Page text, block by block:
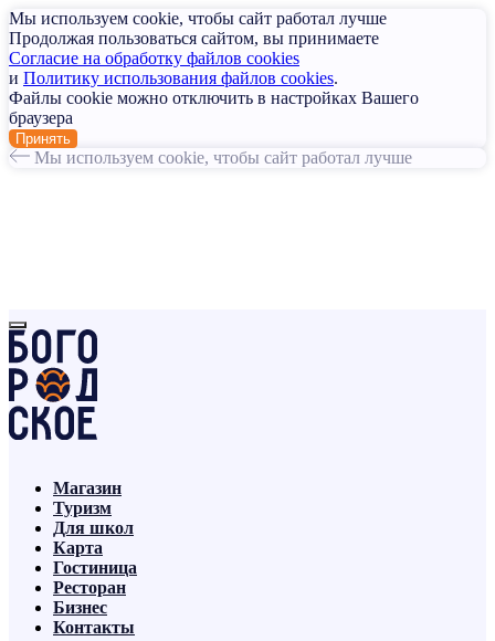
Мы используем cookie, чтобы сайт работал лучше
Продолжая пользоваться сайтом, вы принимаете
Согласие на обработку файлов cookies
и Политику использования файлов cookies.
Файлы cookie можно отключить в настройках Вашего
браузера
Принять
Мы используем cookie, чтобы сайт работал лучше
Магазин
Туризм
Для школ
Карта
Гостиница
Ресторан
Бизнес
Контакты